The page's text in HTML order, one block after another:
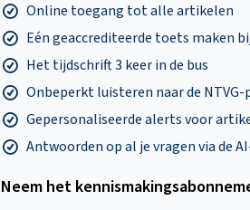
Online toegang tot alle artikelen
Eén geaccrediteerde toets maken
Het tijdschrift 3 keer in de bus
Onbeperkt luisteren naar de NTVG-
Gepersonaliseerde alerts voor
Antwoorden op al je vragen via de
Neem het